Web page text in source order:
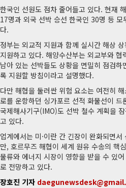
한국인 선원도 점차 줄어들고 있다. 현재
17명과 외국 선박 승선 한국인 30명 등
다.
정부는 외교적 지원과 함께 실시간 해상
지원하고 있다. 해양수산부는 외교부와
남아 있는 선박들도 상황을 면밀히 점검
록 지원할 방침이라고 설명했다.
다만 해협을 둘러싼 위험 요소는 여전히
로를 운항하던 싱가포르 선적 화물선이
국제해사기구(IMO)도 선박 철수 계획을
고 있다.
업계에서는 미·이란 간 긴장이 완화되면
만, 호르무즈 해협이 세계 원유 수송의 핵
물류와 에너지 시장이 영향을 받을 수 있
로 전망하고 있다.
장호진 기자